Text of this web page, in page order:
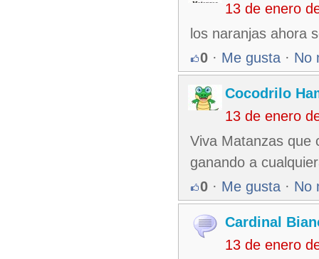
13 de enero
los naranjas ahora
0 · Me gusta · No
Cocodrilo
13 de enero
Viva Matanzas que
ganando a
0 · Me gusta · No
Cardinal
13 de enero